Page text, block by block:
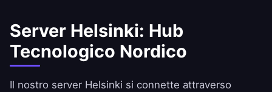
Server Helsinki: Hub
Tecnologico Nordico
Il nostro server Helsinki si connette attraverso